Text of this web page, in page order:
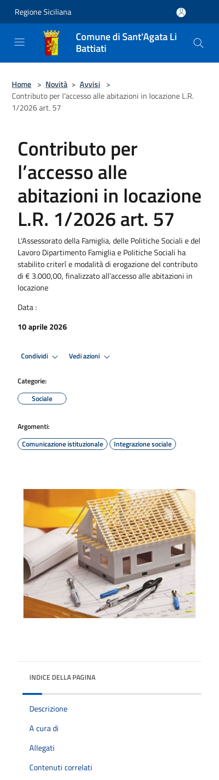
Regione Siciliana
Comune di Sant'Agata Li
Battiati
Home > Novità > Avvisi >
Contributo per l’accesso alle abitazioni in locazione L.R.
1/2026 art. 57
Contributo per
l’accesso alle
abitazioni in locazione
L.R. 1/2026 art. 57
L'Assessorato della Famiglia, delle Politiche Sociali e del
Lavoro Dipartimento Famiglia e Politiche Sociali ha
stabilito criterî e modalità di erogazione del contributo
di € 3.000,00, finalizzato all’accesso alle abitazioni in
locazione
Data :
10 aprile 2026
Condividi Vedi azioni
Categorie:
Sociale
Argomenti:
Comunicazione istituzionale
Integrazione sociale
INDICE DELLA PAGINA
Descrizione
A cura di
Allegati
Contenuti correlati